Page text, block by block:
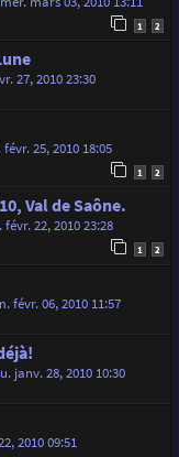
1 2
27, 2010 23:30
févr. 25, 2010 18:05
1 2
Val de Saône.
févr. 22, 2010 23:28
1 2
févr. 06, 2010 11:57
janv. 28, 2010 10:30
2010 09:51